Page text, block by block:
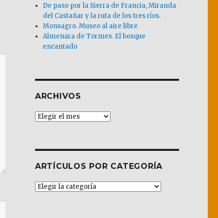
De paso por la Sierra de Francia, Miranda
del Castañar y la ruta de los tres ríos.
Monsagro. Museo al aire libre
Almenara de Tormes. El bosque
encantado
ARCHIVOS
Archivos
ARTÍCULOS POR CATEGORÍA
Artículos